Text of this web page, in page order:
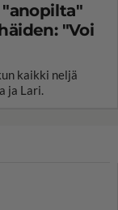
"anopilta"
"Voi
kaikki neljä
ja Lari.